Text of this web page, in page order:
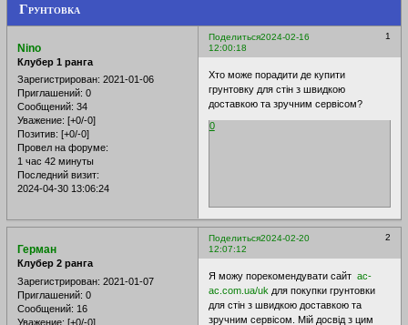
Грунтовка
Поделиться 1
2024-02-16
12:00:18
Nino
Клубер 1 ранга
Зарегистрирован: 2021-01-06
Приглашений: 0
Сообщений: 34
Уважение: [+0/-0]
Позитив: [+0/-0]
Провел на форуме:
1 час 42 минуты
Последний визит:
2024-04-30 13:06:24
Хто може порадити де купити
грунтовку для стін з швидкою
доставкою та зручним сервісом?
0
Поделиться 2
2024-02-20
12:07:12
Герман
Клубер 2 ранга
Зарегистрирован: 2021-01-07
Приглашений: 0
Сообщений: 16
Уважение: [+0/-0]
Я можу порекомендувати сайт ac-
ac.com.ua/uk для покупки грунтовки
для стін з швидкою доставкою та
зручним сервісом. Мій досвід з цим